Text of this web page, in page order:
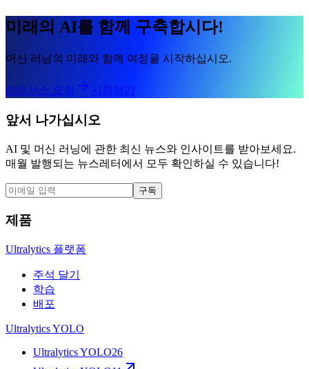
미래의 AI를 함께 구축합시다!
머신 러닝의 미래와 함께 여정을 시작하십시오.
라이선스 요청 시작하기
앞서 나가십시오
AI 및 머신 러닝에 관한 최신 뉴스와 인사이트를 받아보세요.
매월 발행되는 뉴스레터에서 모두 확인하실 수 있습니다!
구독
제품
Ultralytics 플랫폼
주석 달기
학습
배포
Ultralytics YOLO
Ultralytics YOLO26